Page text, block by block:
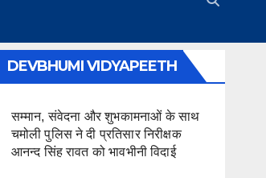
DEVBHUMI VIDYAPEETH
सम्मान, संवेदना और शुभकामनाओं के साथ
चमोली पुलिस ने दी प्रतिसार निरीक्षक
आनन्द सिंह रावत को भावभीनी विदाई